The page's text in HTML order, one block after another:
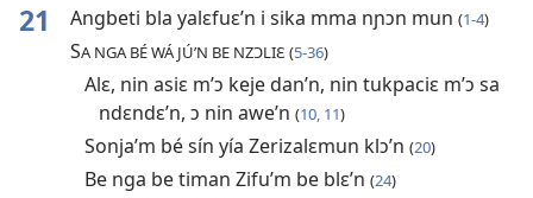
21 Angbeti bla yalɛfuɛ’n i sika mma nɲɔn mun (1-4)
SA NGA BÉ WÁ JÚ’N BE NZƆLIƐ (5-36)
Alɛ, nin asiɛ m’ɔ keje dan’n, nin tukpaciɛ m’ɔ sa
ndɛndɛ’n, ɔ nin awe’n (10, 11)
Sonja’m bé sín yía Zerizalɛmun klɔ’n (20)
Be nga be timan Zifu’m be blɛ’n (24)